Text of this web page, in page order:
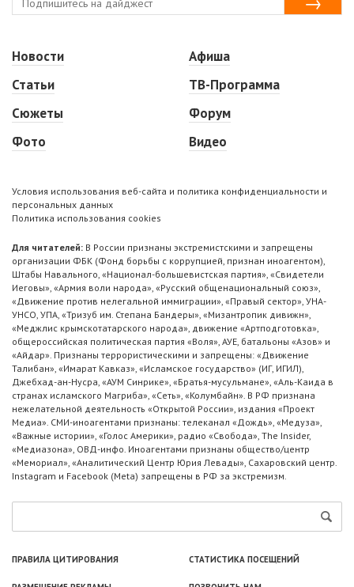
Новости
Статьи
Сюжеты
Фото
Афиша
ТВ-Программа
Форум
Видео
Условия использования веб-сайта и политика конфиденциальности и
персональных данных
Политика использования cookies
Для читателей: В России признаны экстремистскими и запрещены
организации ФБК (Фонд борьбы с коррупцией, признан иноагентом),
Штабы Навального, «Национал-большевистская партия», «Свидетели
Иеговы», «Армия воли народа», «Русский общенациональный союз»,
«Движение против нелегальной иммиграции», «Правый сектор», УНА-
УНСО, УПА, «Тризуб им. Степана Бандеры», «Мизантропик дивижн»,
«Меджлис крымскотатарского народа», движение «Артподготовка»,
общероссийская политическая партия «Воля», АУЕ, батальоны «Азов» и
«Айдар». Признаны террористическими и запрещены: «Движение
Талибан», «Имарат Кавказ», «Исламское государство» (ИГ, ИГИЛ),
Джебхад-ан-Нусра, «АУМ Синрике», «Братья-мусульмане», «Аль-Каида в
странах исламского Магриба», «Сеть», «Колумбайн». В РФ признана
нежелательной деятельность «Открытой России», издания «Проект
Медиа». СМИ-иноагентами признаны: телеканал «Дождь», «Медуза»,
«Важные истории», «Голос Америки», радио «Свобода», The Insider,
«Медиазона», ОВД-инфо. Иноагентами признаны общество/центр
«Мемориал», «Аналитический Центр Юрия Левады», Сахаровский центр.
Instagram и Facebook (Metа) запрещены в РФ за экстремизм.
ПРАВИЛА ЦИТИРОВАНИЯ СТАТИСТИКА ПОСЕЩЕНИЙ